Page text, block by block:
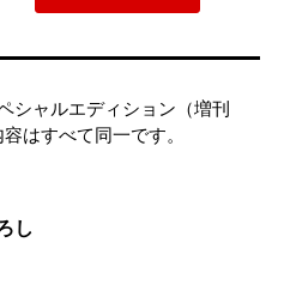
シャルエディション（増刊
はすべて同一です。
し